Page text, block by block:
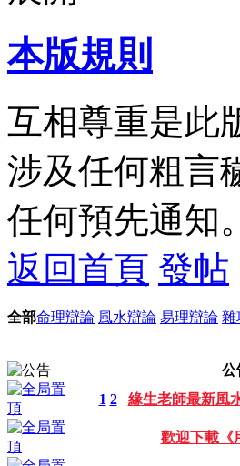
本版規則
互相尊重是此
涉及任何粗言
任何預先通知。
返回首頁 發帖
全部命理辯論 風水辯論 易理辯論 雜
公
1 2 緣生老師最新風
歡迎下載《